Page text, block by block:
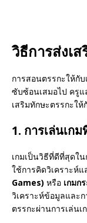
วิธีการส่งเ
การสอนตรรกะให้กั
ซับซ้อนเสมอไป ครูแ
เสริมทักษะตรรกะใ
1. การเล่นเก
เกมเป็นวิธีที่ดีที่สุดใ
ใช้การคิดวิเคราะห์
Games) หรือ เกมก
วิเคราะห์ข้อมูลและ
ตรรกะผ่านการเล่นเ